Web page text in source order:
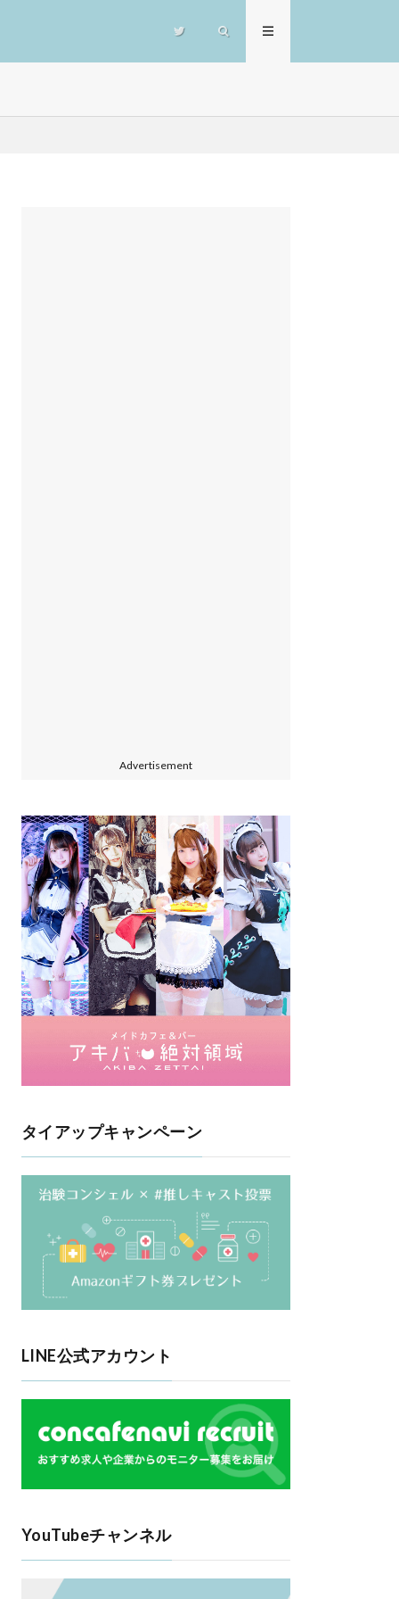
Advertisement
タイアップキャンペーン
LINE公式アカウント
YouTubeチャンネル